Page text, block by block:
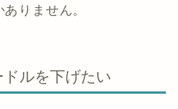
りません。
ルを下げたい